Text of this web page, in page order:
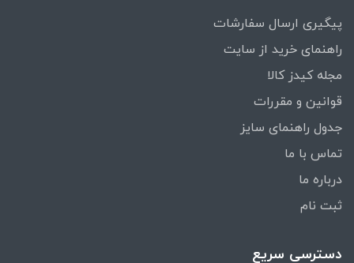
پیگیری ارسال سفارشات
راهنمای خرید از سایت
مجله کیدز کالا
قوانین و مقررات
جدول راهنمای سایز
تماس با ما
درباره ما
ثبت نام
دسترسی سریع